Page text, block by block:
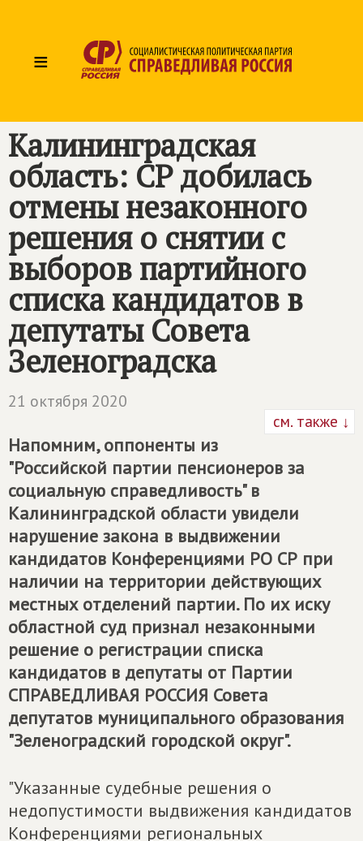
≡
Калининградская
область: СР добилась
отмены незаконного
решения о снятии с
выборов партийного
списка кандидатов в
депутаты Совета
Зеленоградска
21 октября 2020
см. также ↓
Напомним, оппоненты из
"Российской партии пенсионеров за
социальную справедливость" в
Калининградской области увидели
нарушение закона в выдвижении
кандидатов Конференциями РО СР при
наличии на территории действующих
местных отделений партии. По их иску
областной суд признал незаконными
решение о регистрации списка
кандидатов в депутаты от Партии
СПРАВЕДЛИВАЯ РОССИЯ Совета
депутатов муниципального образования
"Зеленоградский городской округ".
"Указанные судебные решения о
недопустимости выдвижения кандидатов
Конференциями региональных